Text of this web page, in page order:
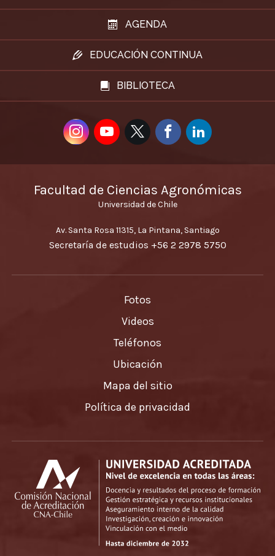
AGENDA
EDUCACIÓN CONTINUA
BIBLIOTECA
Facultad de Ciencias Agronómicas
Universidad de Chile
Av. Santa Rosa 11315, La Pintana, Santiago
Secretaría de estudios +56 2 2978 5750
Fotos
Videos
Teléfonos
Ubicación
Mapa del sitio
Política de privacidad